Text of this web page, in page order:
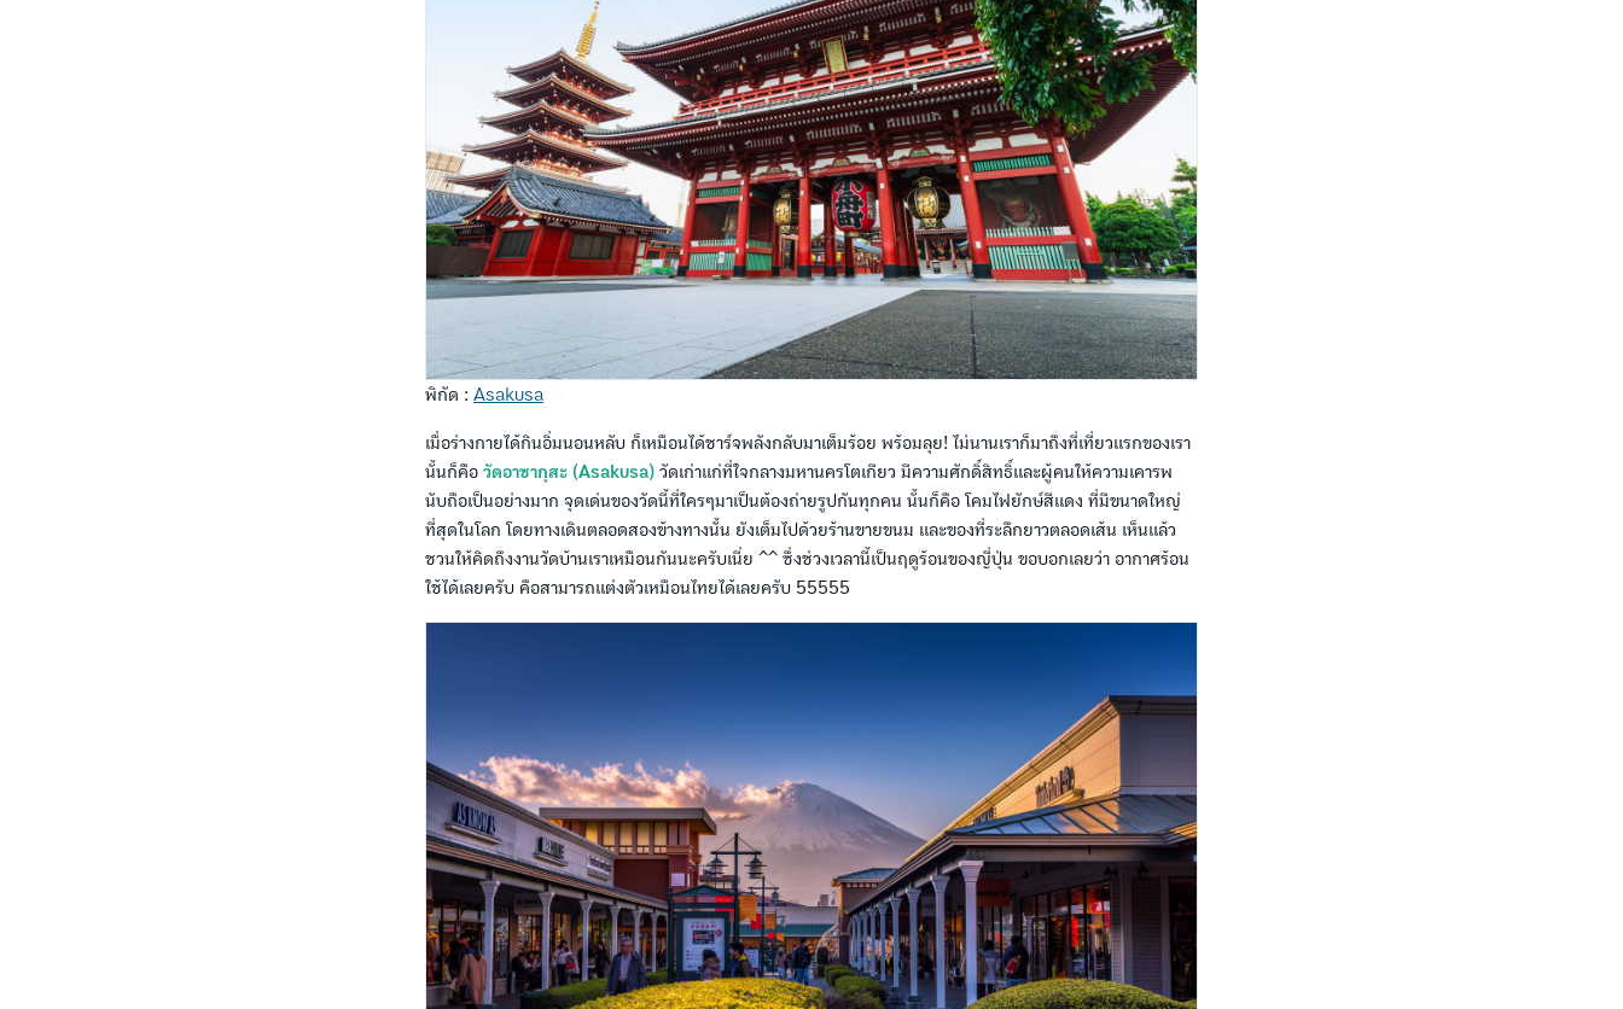
พิกัด : Asakusa
เมื่อร่างกายได้กินอิ่มนอนหลับ ก็เหมือนได้ชาร์จพลังกลับมาเต็มร้อย พร้อมลุย! ไม่นานเราก็มาถึงที่เที่ยวแรกของเรา
นั้นก็คือ วัดอาซากุสะ (Asakusa) วัดเก่าแก่ที่ใจกลางมหานครโตเกียว มีความศักดิ์สิทธิ์และผู้คนให้ความเคารพ
นับถือเป็นอย่างมาก จุดเด่นของวัดนี้ที่ใครๆมาเป็นต้องถ่ายรูปกันทุกคน นั้นก็คือ โคมไฟยักษ์สีแดง ที่มีขนาดใหญ่
ที่สุดในโลก โดยทางเดินตลอดสองข้างทางนั้น ยังเต็มไปด้วยร้านขายขนม และของที่ระลึกยาวตลอดเส้น เห็นแล้ว
ชวนให้คิดถึงงานวัดบ้านเราเหมือนกันนะครับเนี่ย ^^ ซึ่งช่วงเวลานี้เป็นฤดูร้อนของญี่ปุ่น ขอบอกเลยว่า อากาศร้อน
ใช้ได้เลยครับ คือสามารถแต่งตัวเหมือนไทยได้เลยครับ 55555